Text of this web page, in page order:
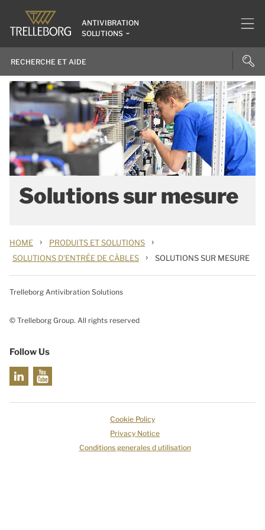
ANTIVIBRATION
SOLUTIONS
Solutions sur mesure
HOME › PRODUITS ET SOLUTIONS ›
SOLUTIONS D'ENTRÉE DE CÂBLES › SOLUTIONS SUR MESURE
Trelleborg Antivibration Solutions
© Trelleborg Group. All rights reserved
Follow Us
Cookie Policy
Privacy Notice
Conditions generales d utilisation